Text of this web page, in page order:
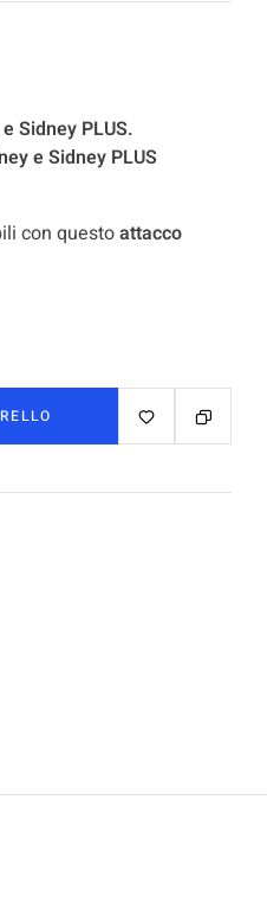
Sidney PLUS.
e Sidney PLUS
con questoattacco